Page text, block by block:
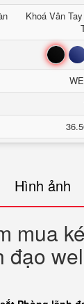
Khoá Vân
Đen
Hình ảnh
mua
đạo